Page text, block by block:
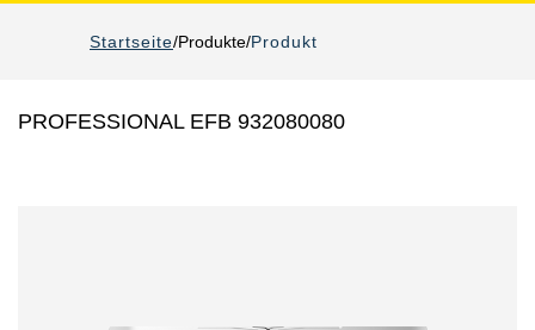
Startseite Produkte Produkt
PROFESSIONAL EFB 932080080